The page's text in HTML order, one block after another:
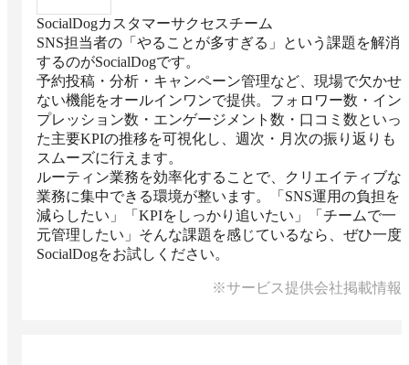
SocialDogカスタマーサクセスチーム
SNS担当者の「やることが多すぎる」という課題を解消
するのがSocialDogです。
予約投稿・分析・キャンペーン管理など、現場で欠かせ
ない機能をオールインワンで提供。フォロワー数・イン
プレッション数・エンゲージメント数・口コミ数といっ
た主要KPIの推移を可視化し、週次・月次の振り返りも
スムーズに行えます。
ルーティン業務を効率化することで、クリエイティブな
業務に集中できる環境が整います。「SNS運用の負担を
減らしたい」「KPIをしっかり追いたい」「チームで一
元管理したい」そんな課題を感じているなら、ぜひ一度
SocialDogをお試しください。
※サービス提供会社掲載情報